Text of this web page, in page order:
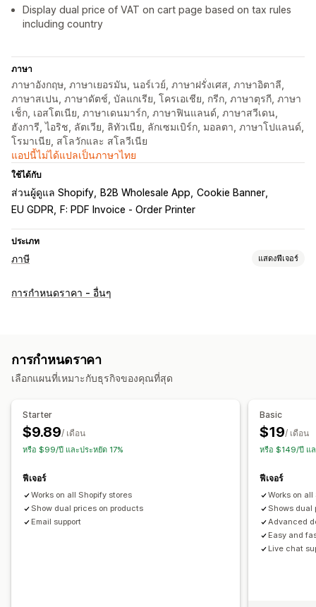
Display dual price of VAT on cart page based on tax rules
including country
ภาษา
ภาษาอังกฤษ, ภาษาเยอรมัน, นอร์เวย์, ภาษาฝรั่งเศส, ภาษาอิตาลี,
ภาษาสเปน, ภาษาดัตช์, บัลแกเรีย, โครเอเชีย, กรีก, ภาษาตุรกี, ภาษา
เช็ก, เอสโตเนีย, ภาษาเดนมาร์ก, ภาษาฟินแลนด์, ภาษาสวีเดน,
ฮังการี, ไอริช, ลัตเวีย, ลิทัวเนีย, ลักเซมเบิร์ก, มอลตา, ภาษาโปแลนด์,
โรมาเนีย, สโลวักและ สโลวีเนีย
แอปนี้ไม่ได้แปลเป็นภาษาไทย
ใช้ได้กับ
ส่วนผู้ดูแล Shopify B2B Wholesale App Cookie Banner
EU GDPR
F: PDF Invoice ‑ Order Printer
ประเภท
ภาษี แสดงฟีเจอร์
การติดตามความรับผิด
การคำนวณภาษี
อัตราภาษี
การจัดการการยกเว้น การจัดการอัตรา
การจดทะเบียนภาษี
IOSS และ OSS (สหภาพยุโรป)
แคนาดา (HST, PST, GST)
การกำหนดราคา - อื่นๆ
การกำหนดราคา
เลือกแผนที่เหมาะกับธุรกิจของคุณที่สุด
Starter
$9.89/ เดือน
หรือ $99/ปี และประหยัด 17%
ฟีเจอร์
Works on all Shopify stores
Show dual prices on products
Email support
Basic
$19/ เดือน
หรือ $149/ปี แ
ฟีเจอร์
Works on
Shows dual
Advanced
Easy and
Live chat